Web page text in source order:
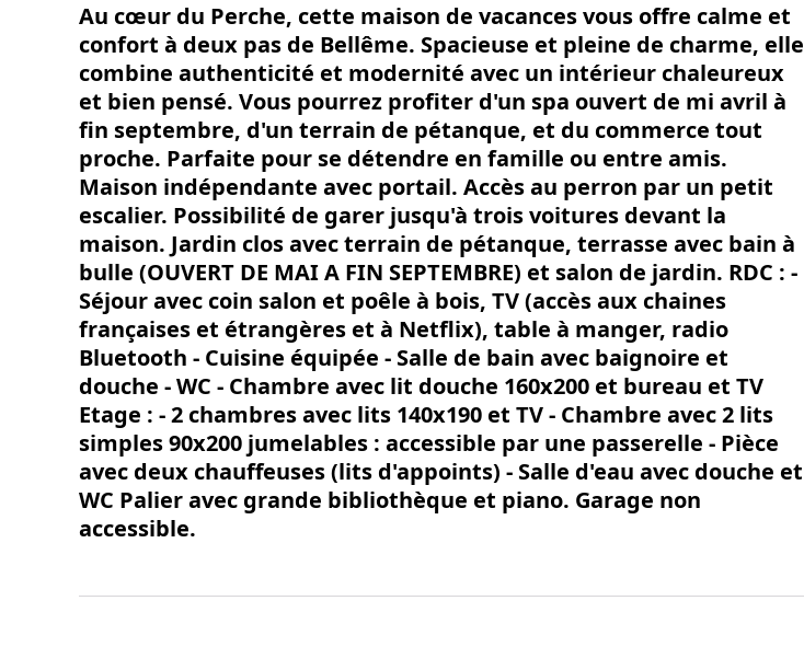
Au cœur du Perche, cette maison de vacances vous offre calme et
confort à deux pas de Bellême. Spacieuse et pleine de charme, elle
combine authenticité et modernité avec un intérieur chaleureux
et bien pensé. Vous pourrez profiter d'un spa ouvert de mi avril à
fin septembre, d'un terrain de pétanque, et du commerce tout
proche. Parfaite pour se détendre en famille ou entre amis.
Maison indépendante avec portail. Accès au perron par un petit
escalier. Possibilité de garer jusqu'à trois voitures devant la
maison. Jardin clos avec terrain de pétanque, terrasse avec bain à
bulle (OUVERT DE MAI A FIN SEPTEMBRE) et salon de jardin. RDC : -
Séjour avec coin salon et poêle à bois, TV (accès aux chaines
françaises et étrangères et à Netflix), table à manger, radio
Bluetooth - Cuisine équipée - Salle de bain avec baignoire et
douche - WC - Chambre avec lit douche 160x200 et bureau et TV
Etage : - 2 chambres avec lits 140x190 et TV - Chambre avec 2 lits
simples 90x200 jumelables : accessible par une passerelle - Pièce
avec deux chauffeuses (lits d'appoints) - Salle d'eau avec douche et
WC Palier avec grande bibliothèque et piano. Garage non
accessible.